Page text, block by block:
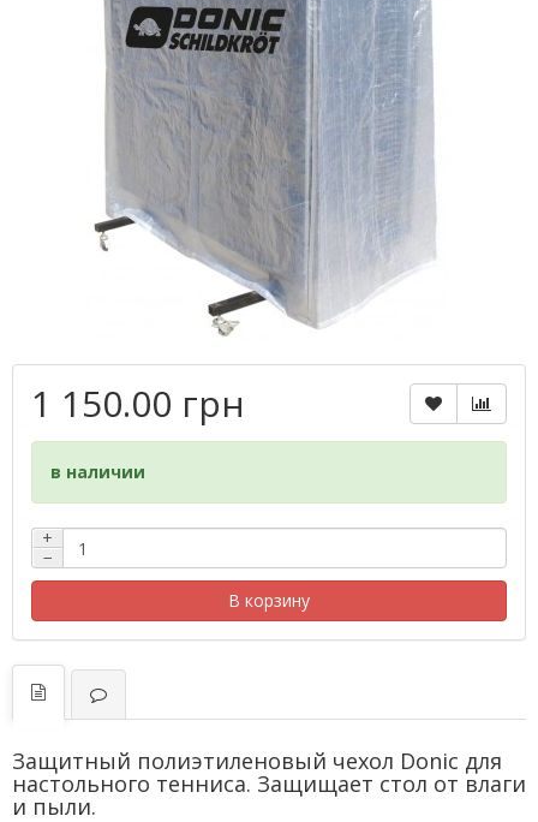
1 150.00 грн
в наличии
+
−
В корзину
Защитный полиэтиленовый чехол Donic для
настольного тенниса. Защищает стол от влаги
и пыли.